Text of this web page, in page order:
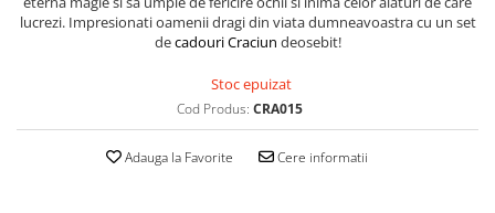
lucrezi. Impresionati oamenii dragi din viata dumneavoastra cu un set
decadouri Craciun deosebit!
Stoc epuizat
Cod Produs: CRA015
Adauga la Favorite Cere informatii